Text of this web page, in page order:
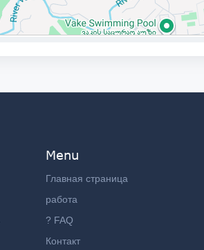
Menu
Главная страница
работа
? FAQ
Контакт